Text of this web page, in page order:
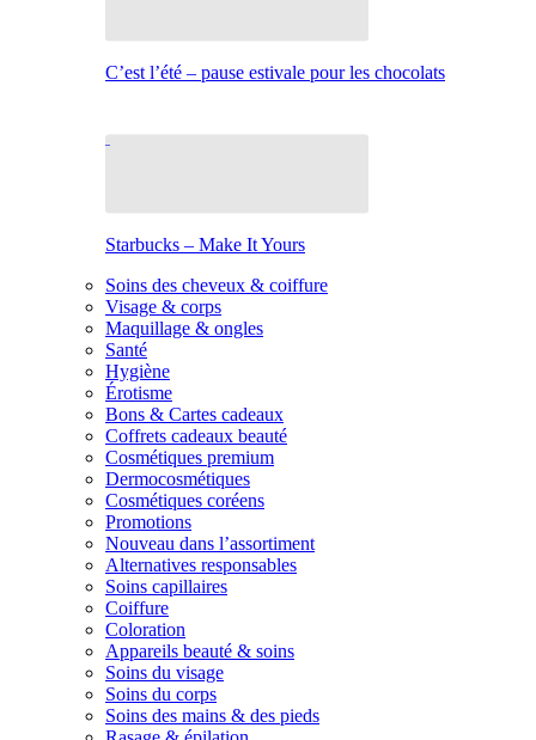
C’est l’été – pause estivale pour les chocolats
Starbucks – Make It Yours
Soins des cheveux & coiffure
Visage & corps
Maquillage & ongles
Santé
Hygiène
Érotisme
Bons & Cartes cadeaux
Coffrets cadeaux beauté
Cosmétiques premium
Dermocosmétiques
Cosmétiques coréens
Promotions
Nouveau dans l’assortiment
Alternatives responsables
Soins capillaires
Coiffure
Coloration
Appareils beauté & soins
Soins du visage
Soins du corps
Soins des mains & des pieds